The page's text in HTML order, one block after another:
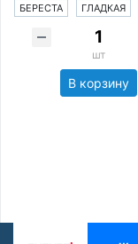
БЕРЕСТА ГЛАДКАЯ
шт
В корзину